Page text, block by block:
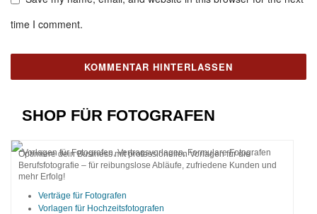
time I comment.
SHOP FÜR FOTOGRAFEN
Optimiere dein Business mit professionellen Vorlagen für die
Berufsfotografie – für reibungslose Abläufe, zufriedene Kunden und
mehr Erfolg!
Verträge für Fotografen
Vorlagen für Hochzeitsfotografen